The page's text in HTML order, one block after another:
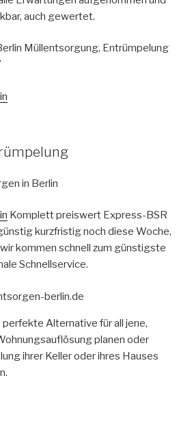
auch gewertet.
Müllentsorgung, Entrümpelung
in Berlin
Komplett preiswert Express-BSR
kurzfristig noch diese Woche,
kommen schnell zum günstigste
Schnellservice.
berlin.de
perfekte Alternative für all jene,
planen oder
ihrer Keller oder ihres Hauses